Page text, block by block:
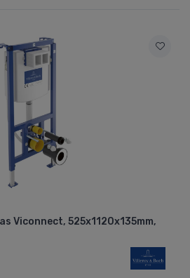
Viconnect, 525x1120x135mm,